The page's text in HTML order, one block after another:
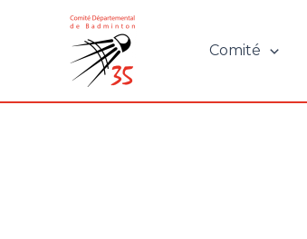
Comité